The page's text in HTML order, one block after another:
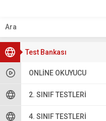
Test Bankası
ONLINE OKUYUCU
2. SINIF TESTLERI
4. SINIF TESTLERI